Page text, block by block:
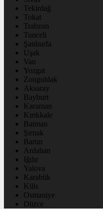
Tekirdağ
Tokat
Trabzon
Tunceli
Şanlıurfa
Uşak
Van
Yozgat
Zonguldak
Aksaray
Bayburt
Karaman
Kırıkkale
Batman
Şırnak
Bartın
Ardahan
Iğdır
Yalova
Karabük
Kilis
Osmaniye
Düzce